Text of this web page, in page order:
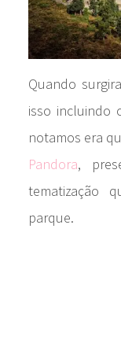
Quando
isso incluindo
notamos era
Pandora,
tematização
parque.